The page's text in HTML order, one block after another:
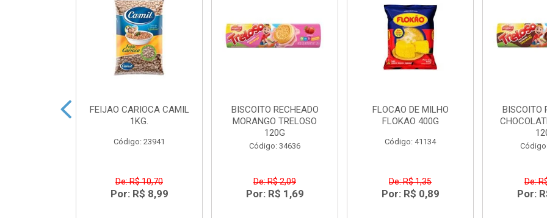
FEIJAO CARIOCA CAMIL
1KG.
Código: 23941
De: R$ 10,70
Por: R$ 8,99
BISCOITO RECHEADO
MORANGO TRELOSO
120G
Código: 34636
De: R$ 2,09
Por: R$ 1,69
FLOCAO DE MILHO
FLOKAO 400G
Código: 41134
De: R$ 1,35
Por: R$ 0,89
BISCOITO
De:
Por: